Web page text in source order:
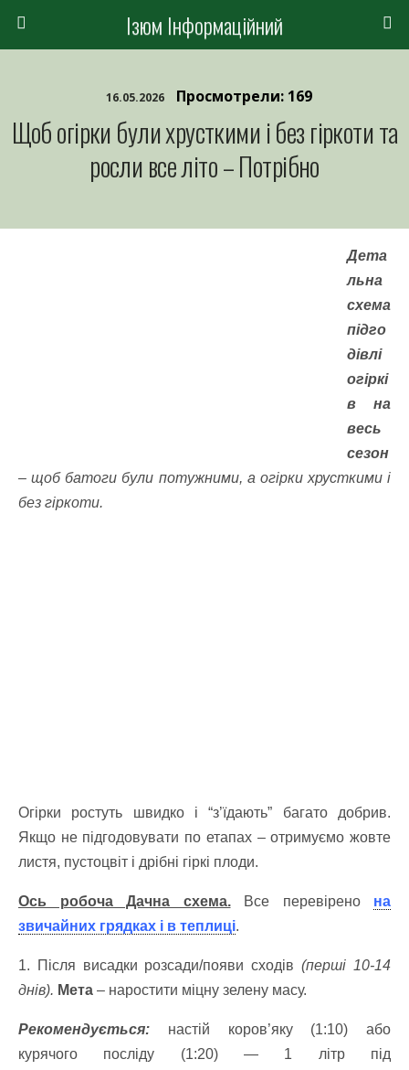
Ізюм Інформаційний
16.05.2026 Просмотрели: 169
Щоб огірки були хрусткими і без гіркоти та
росли все літо – Потрібно
Дета
льна
схема
підго
дівлі
огіркі
в на
весь
сезон
– щоб батоги були потужними, а огірки хрусткими і
без гіркоти.
Огірки ростуть швидко і “з’їдають” багато добрив.
Якщо не підгодовувати по етапах – отримуємо жовте
листя, пустоцвіт і дрібні гіркі плоди.
Ось робоча Дачна схема.Все перевірено на
звичайних грядках і в теплиці.
1. Після висадки розсади/появи сходів(перші 10-14
днів). Мета – наростити міцну зелену масу.
Рекомендується: настій коров’яку (1:10) або
курячого посліду (1:20) — 1 літр під